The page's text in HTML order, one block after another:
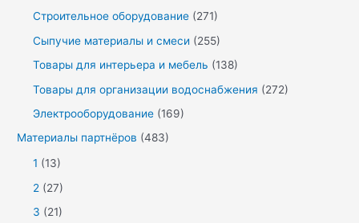
Строительное оборудование (271)
Сыпучие материалы и смеси (255)
Товары для интерьера и мебель (138)
Товары для организации водоснабжения (272)
Электрооборудование (169)
Материалы партнёров (483)
1 (13)
2 (27)
3 (21)